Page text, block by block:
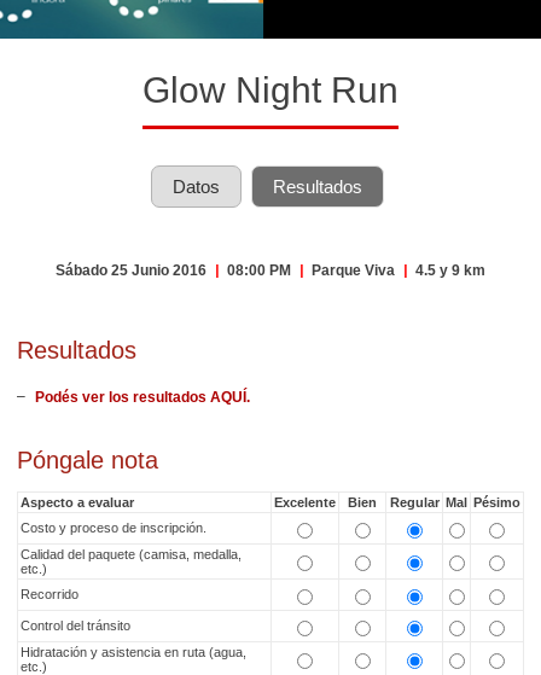
Glow Night Run
Datos Resultados
Sábado 25 Junio 2016 | 08:00 PM | Parque Viva | 4.5 y 9 km
Resultados
Podés ver los resultados AQUÍ.
Póngale nota
Aspecto a evaluar Excelente Bien Regular Mal Pésimo
Costo y proceso de inscripción.
Calidad del paquete (camisa, medalla,
etc.)
Recorrido
Control del tránsito
Hidratación y asistencia en ruta (agua,
etc.)